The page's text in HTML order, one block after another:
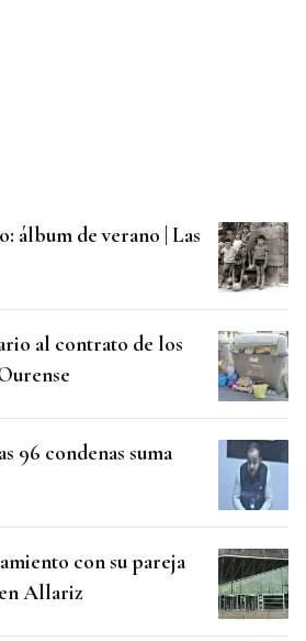
álbum de verano | Las
al contrato de los
96 condenas suma
con su pareja
Allariz